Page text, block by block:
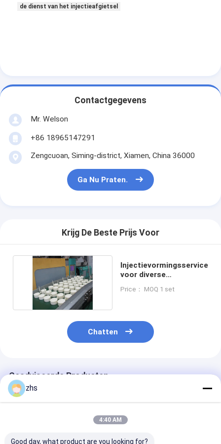
de dienst van het injectieafgietsel
Contactgegevens
Mr. Welson
+86 18965147291
Zengcuoan, Siming-district, Xiamen, China 36000
Ga Nu Praten.
Krijg De Beste Prijs Voor
Injectievormingsservice
voor diverse
Price： MOQ 1 set
Chatten
Geadviseerde Producten
zhs
4:40 AM
Good day, what product are you looking for?